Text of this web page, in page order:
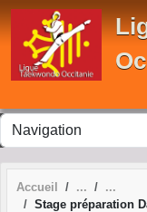
Accueil
Stage préparation
Panneau de gestion